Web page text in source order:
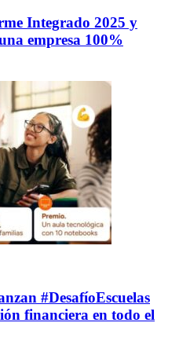
Integrado 2025 y
empresa 100%
#DesafíoEscuelas
financiera en todo el